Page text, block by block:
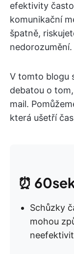
efektivity
komunikační
špatně,
nedorozumění.
V tomto blogu
debatou o
mail.
která ušetří
⏰
Schůzky
mohou